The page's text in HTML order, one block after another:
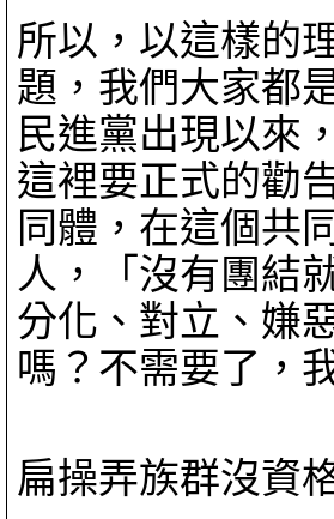
所以，以這樣的
題，我們大家都
民進黨出現以來
這裡要正式的勸
同體，在這個共
人，「沒有團結
分化、對立、嫌
嗎？不需要了，
扁操弄族群沒資